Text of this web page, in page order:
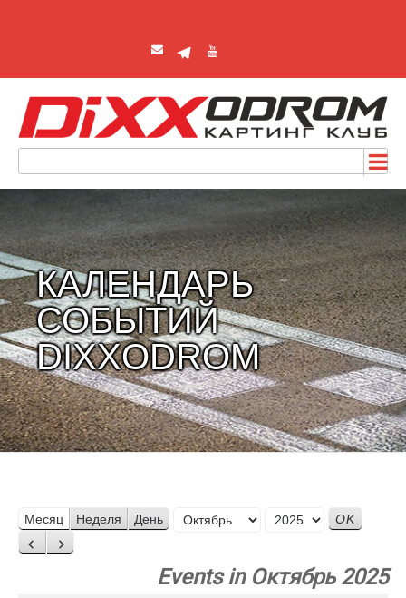
КАЛЕНДАРЬ
СОБЫТИЙ
DIXXODROM
Месяц Неделя День
Месяц
Назад
Вперед
Events in Октябрь 2025